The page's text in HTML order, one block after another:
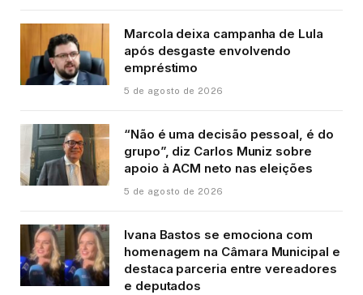
Marcola deixa campanha de Lula
após desgaste envolvendo
empréstimo
5 de agosto de 2026
“Não é uma decisão pessoal, é do
grupo”, diz Carlos Muniz sobre
apoio à ACM neto nas eleições
5 de agosto de 2026
Ivana Bastos se emociona com
homenagem na Câmara Municipal e
destaca parceria entre vereadores
e deputados